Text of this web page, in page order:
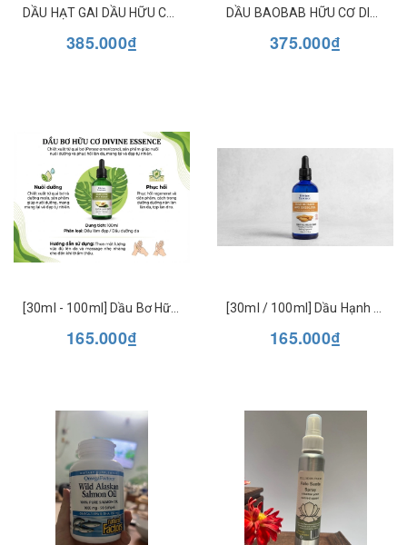
DẦU HẠT GAI DẦU HỮU CƠ DIVINE ESSENCE ORGANIC HEMP OIL
385.000₫ 375.000₫
165.000₫ 165.000₫